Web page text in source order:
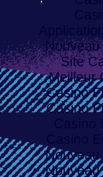
Site
Meilleur
Casino
Casino